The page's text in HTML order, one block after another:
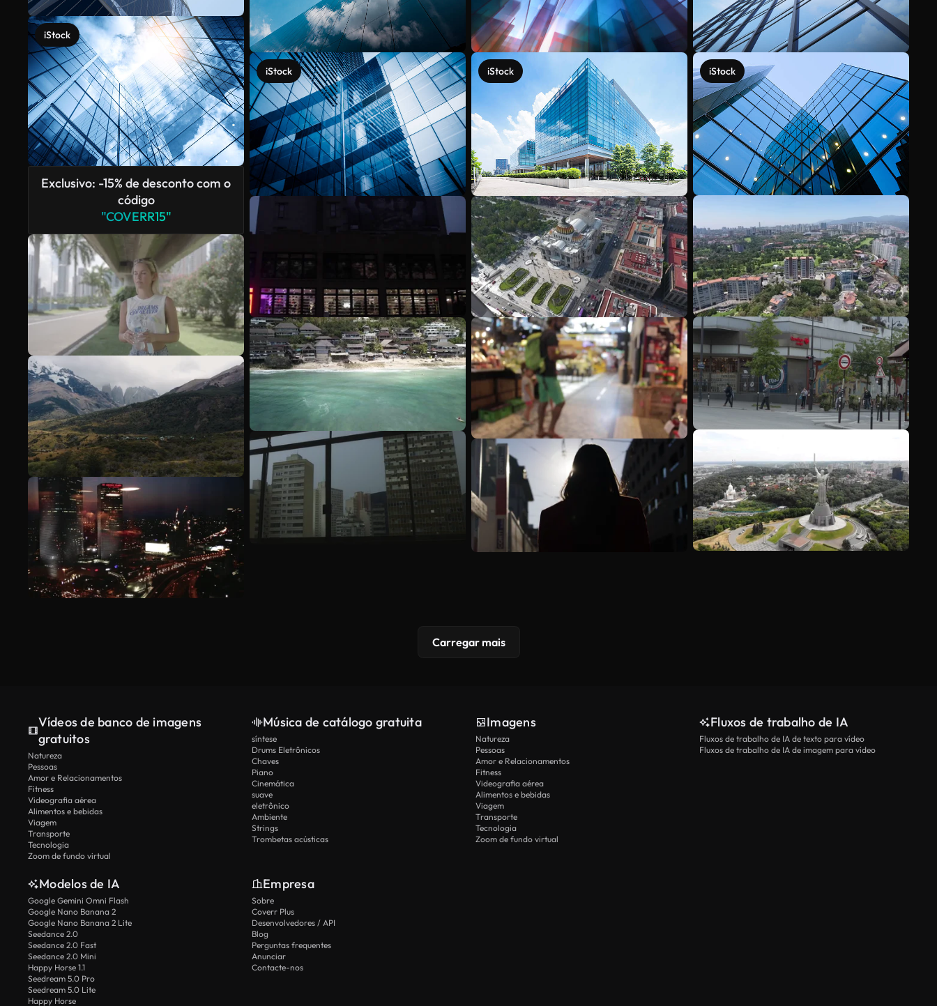
iStock
Exclusivo: -15% de desconto com o
código
"COVERR15"
iStock iStock iStock
Veja mais
Carregar mais
Vídeos de banco de imagens
gratuitos
Natureza
Pessoas
Amor e Relacionamentos
Fitness
Videografia aérea
Alimentos e bebidas
Viagem
Transporte
Tecnologia
Zoom de fundo virtual
Música de catálogo gratuita
síntese
Drums Eletrônicos
Chaves
Piano
Cinemática
suave
eletrônico
Ambiente
Strings
Trombetas acústicas
Imagens
Natureza
Pessoas
Amor e Relacionamentos
Fitness
Videografia aérea
Alimentos e bebidas
Viagem
Transporte
Tecnologia
Zoom de fundo virtual
Fluxos de trabalho de IA
Fluxos de trabalho de IA de texto para vídeo
Fluxos de trabalho de IA de imagem para vídeo
Modelos de IA
Google Gemini Omni Flash
Google Nano Banana 2
Google Nano Banana 2 Lite
Seedance 2.0
Seedance 2.0 Fast
Seedance 2.0 Mini
Happy Horse 1.1
Seedream 5.0 Pro
Seedream 5.0 Lite
Happy Horse
Empresa
Sobre
Coverr Plus
Desenvolvedores / API
Blog
Perguntas frequentes
Anunciar
Contacte-nos